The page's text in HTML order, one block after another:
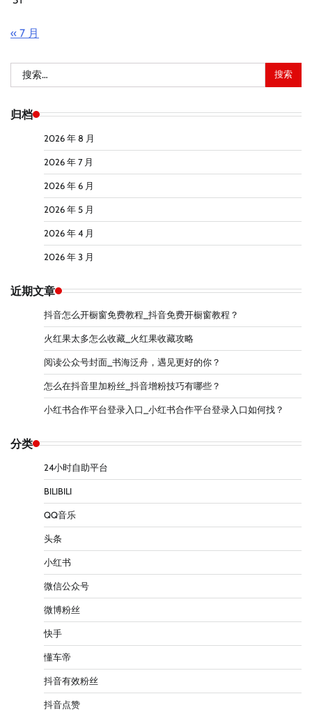
« 7 月
索：
归档
2026 年 8 月
2026 年 7 月
2026 年 6 月
2026 年 5 月
2026 年 4 月
2026 年 3 月
近期文章
抖音怎么开橱窗免费教程_抖音免费开橱窗教程？
火红果太多怎么收藏_火红果收藏攻略
阅读公众号封面_书海泛舟，遇见更好的你？
怎么在抖音里加粉丝_抖音增粉技巧有哪些？
小红书合作平台登录入口_小红书合作平台登录入口如何找？
分类
24小时自助平台
BILIBILI
QQ音乐
头条
小红书
微信公众号
微博粉丝
快手
懂车帝
抖音有效粉丝
抖音点赞